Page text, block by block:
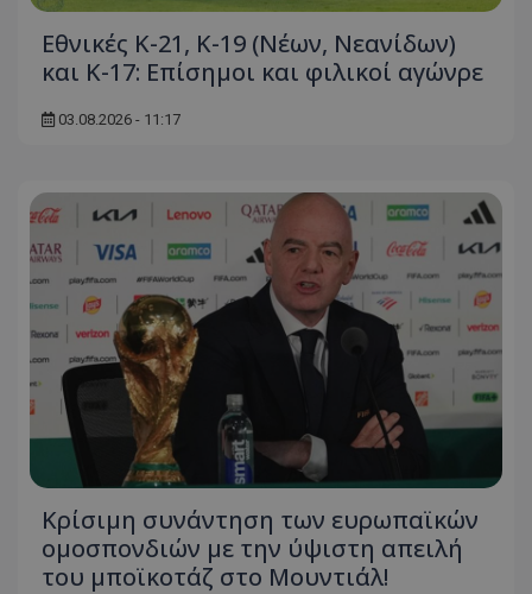
Εθνικές Κ-21, Κ-19 (Νέων, Νεανίδων)
και Κ-17: Eπίσημοι και φιλικοί αγώνρε
03.08.2026 - 11:17
Κρίσιμη συνάντηση των ευρωπαϊκών
ομοσπονδιών με την ύψιστη απειλή
του μποϊκοτάζ στο Μουντιάλ!